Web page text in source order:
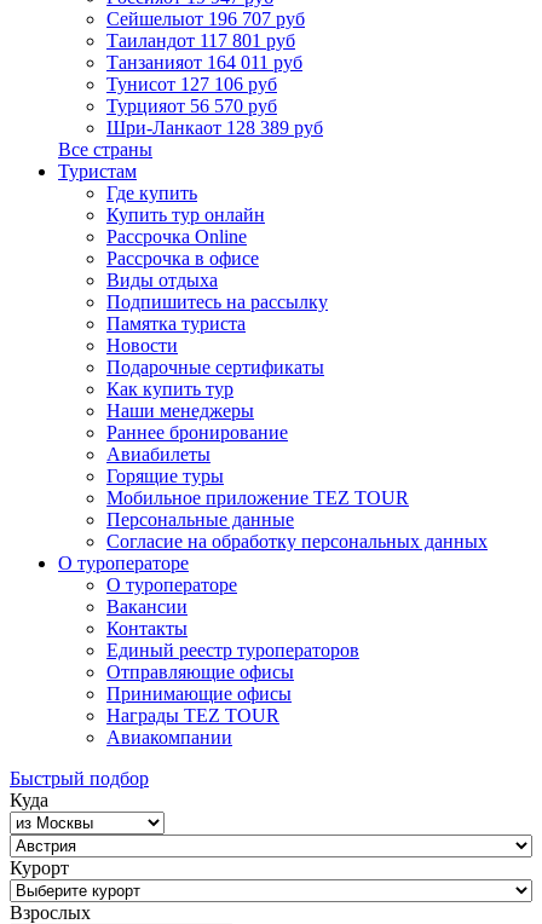
Сейшелыот 196 707 руб
Таиландот 117 801 руб
Танзанияот 164 011 руб
Тунисот 127 106 руб
Турцияот 56 570 руб
Шри-Ланкаот 128 389 руб
Все страны
Туристам
Где купить
Купить тур онлайн
Рассрочка Online
Рассрочка в офисе
Виды отдыха
Подпишитесь на рассылку
Памятка туриста
Новости
Подарочные сертификаты
Как купить тур
Наши менеджеры
Раннее бронирование
Авиабилеты
Горящие туры
Мобильное приложение TEZ TOUR
Персональные данные
Согласие на обработку персональных данных
О туроператоре
О туроператоре
Вакансии
Контакты
Единый реестр туроператоров
Отправляющие офисы
Принимающие офисы
Награды TEZ TOUR
Авиакомпании
Быстрый подбор
Куда
Курорт
Взрослых